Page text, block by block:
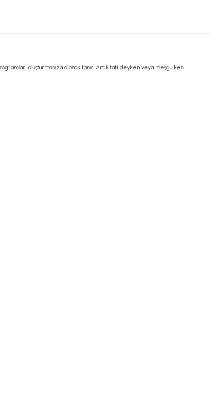
oluşturmanıza olanak tanır. Artık tatildeyken veya meşgulken